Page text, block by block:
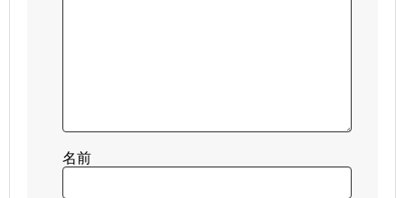
名前